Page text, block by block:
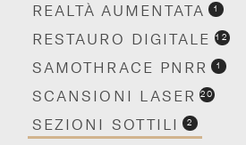
REALTÀ AUMENTATA 1
RESTAURO DIGITALE 12
SAMOTHRACE PNRR 1
SCANSIONI LASER 20
SEZIONI SOTTILI 2